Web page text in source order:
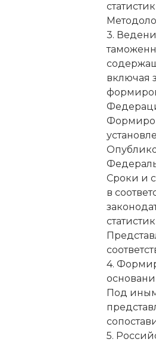
3.
включая
Сроки и
в
4.
Под
5.